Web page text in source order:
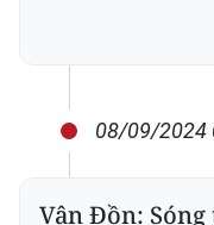
08/09/2024
Vân Đồn: